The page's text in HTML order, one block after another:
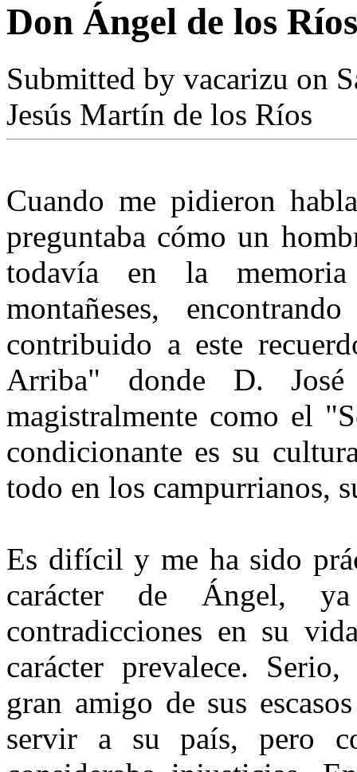
Don Ángel de los
Submitted by vacarizu on
Jesús Martín de los Ríos
Cuando me pidieron
preguntaba cómo un
todavía en la
montañeses,
contribuido a este
Arri­ba" donde D.
magistralmente co­mo el
condicionante es su
todo en los campurrianos,
Es difícil y me ha sido
carácter de Ángel,
contradicciones en su
carácter prevalece.
gran amigo de sus
servir a su país, pero